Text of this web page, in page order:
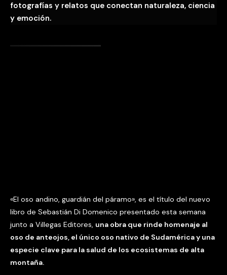
fotografías y relatos que conectan naturaleza, ciencia
y emoción.
«El oso andino, guardián del páramo», es el título del nuevo
libro de Sebastián Di Domenico presentado esta semana
junto a Villegas Editores, una obra que rinde homenaje al
oso de anteojos, el único oso nativo de Sudamérica y una
especie clave para la salud de los ecosistemas de alta
montaña.